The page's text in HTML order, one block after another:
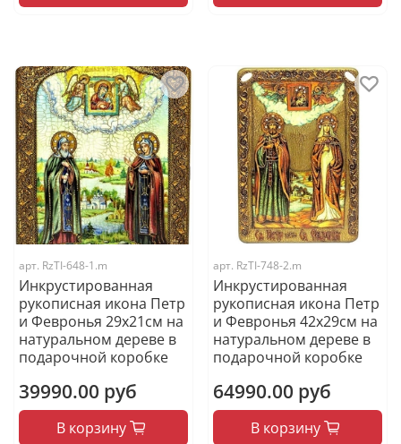
арт. RzTI-648-1.m
Инкрустированная
рукописная икона Петр
и Февронья 29х21см на
натуральном дереве в
подарочной коробке
39990.00 руб
В корзину
арт. RzTI-748-2.m
Инкрустированная
рукописная икона Петр
и Февронья 42х29см на
натуральном дереве в
подарочной коробке
64990.00 руб
В корзину